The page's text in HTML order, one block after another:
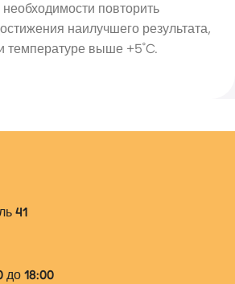
повторить
наилучшего результата,
температуре выше +5˚C.
41
до 18:00